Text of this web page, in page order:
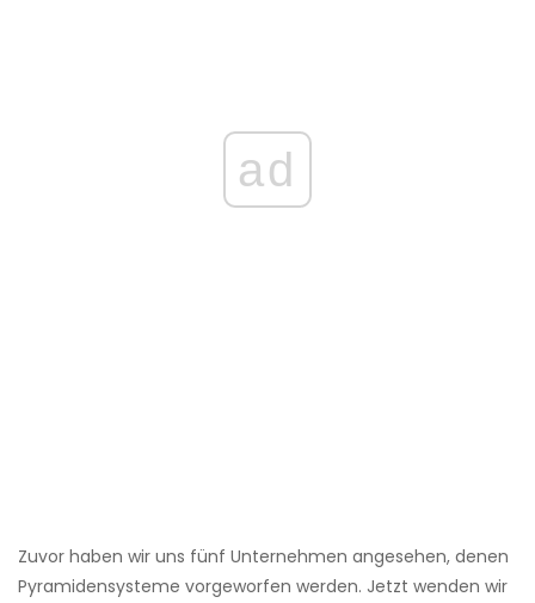
ad
Zuvor haben wir uns fünf Unternehmen angesehen, denen
Pyramidensysteme vorgeworfen werden. Jetzt wenden wir